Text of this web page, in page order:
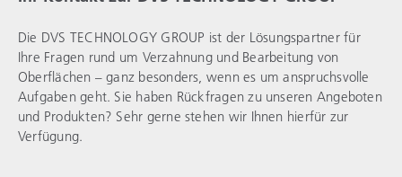
Die DVS TECHNOLOGY GROUP ist der Lösungspartner für
Ihre Fragen rund um Verzahnung und Bearbeitung von
Oberflächen – ganz besonders, wenn es um anspruchsvolle
Aufgaben geht. Sie haben Rückfragen zu unseren Angeboten
und Produkten? Sehr gerne stehen wir Ihnen hierfür zur
Verfügung.